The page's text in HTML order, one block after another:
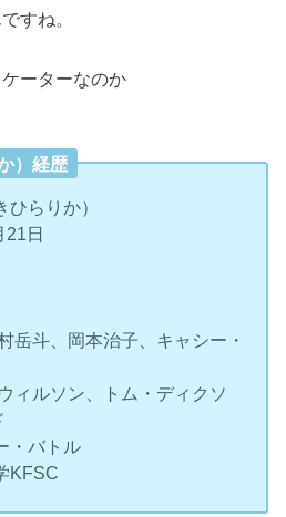
すね。
ーターなのか
）経歴
らりか）
日
岳斗、岡本治子、キャシー・
ィルソン、トム・ディクソ
・バトル
KFSC